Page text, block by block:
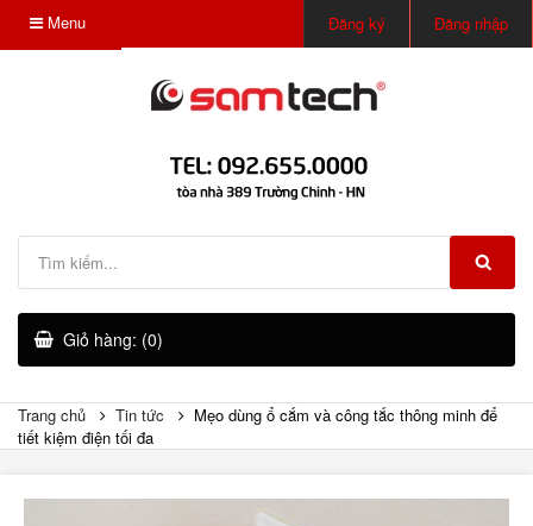
Menu Đăng ký Đăng nhập
Giỏ hàng: (0)
Trang chủ Tin tức
Mẹo dùng ổ cắm và công tắc thông minh để
tiết kiệm điện tối đa